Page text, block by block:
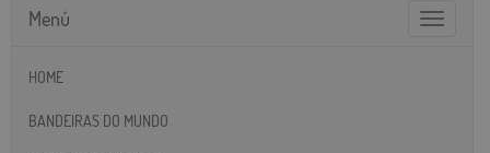
Toggle
Menú
HOME
BANDEIRAS DO MUNDO